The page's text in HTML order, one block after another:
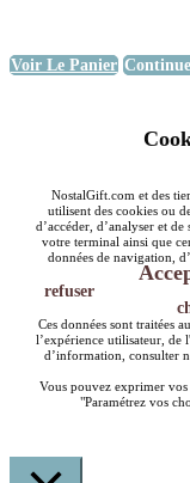
Voir Le Panier
NostalGift.com et des
utilisent des cookies ou
d’accéder, d’analyser et
votre terminal ainsi que
données de navigation,
refuser
Ces données sont traitées
l’expérience utilisateur, de
d’information, consulter
Vous pouvez exprimer
"Paramétrez vos